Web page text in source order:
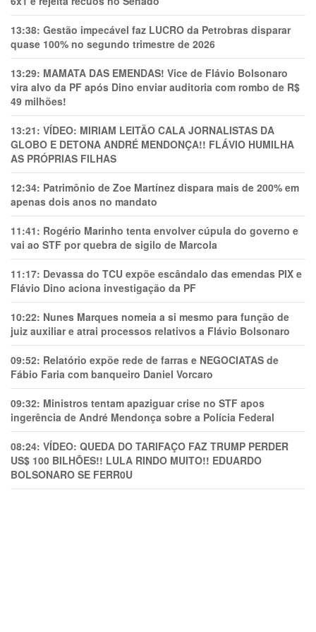
13:38: Gestão impecável faz LUCRO da Petrobras disparar
quase 100% no segundo trimestre de 2026
13:29: MAMATA DAS EMENDAS! Vice de Flávio Bolsonaro
vira alvo da PF após Dino enviar auditoria com rombo de R$
49 milhões!
13:21: VÍDEO: MIRIAM LEITÃO CALA JORNALISTAS DA
GLOBO E DETONA ANDRÉ MENDONÇA!! FLÁVIO HUMILHA
AS PRÓPRIAS FILHAS
12:34: Patrimônio de Zoe Martínez dispara mais de 200% em
apenas dois anos no mandato
11:41: Rogério Marinho tenta envolver cúpula do governo e
vai ao STF por quebra de sigilo de Marcola
11:17: Devassa do TCU expõe escândalo das emendas PIX e
Flávio Dino aciona investigação da PF
10:22: Nunes Marques nomeia a si mesmo para função de
juiz auxiliar e atrai processos relativos a Flávio Bolsonaro
09:52: Relatório expõe rede de farras e NEGOCIATAS de
Fábio Faria com banqueiro Daniel Vorcaro
09:32: Ministros tentam apaziguar crise no STF apos
ingerência de André Mendonça sobre a Polícia Federal
08:24: VÍDEO: QUEDA DO TARIFAÇO FAZ TRUMP PERDER
US$ 100 BILHÕES!! LULA RINDO MUITO!! EDUARDO
BOLSONARO SE FERR0U